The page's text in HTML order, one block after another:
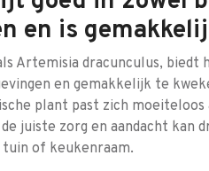
en is
Artemisia dracunculus, biedt
en gemakkelijk te
plant past zich moeiteloos
juiste zorg en aandacht kan
of keukenraam.